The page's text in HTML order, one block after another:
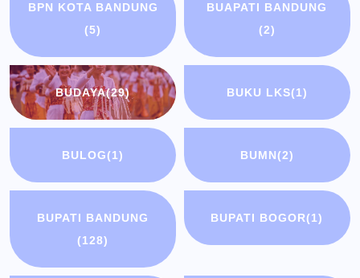
BPN KOTA BANDUNG
(5)
BUAPATI BANDUNG
(2)
BUDAYA(29) BUKU LKS(1)
BULOG(1) BUMN(2)
BUPATI BANDUNG
(128)
BUPATI BOGOR(1)